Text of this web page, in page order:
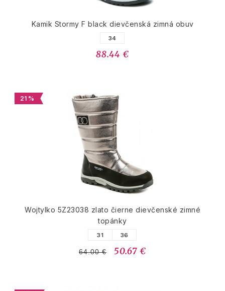
Kamik Stormy F black dievčenská zimná obuv
34
88.44 €
21 %
Wojtylko 5Z23038 zlato čierne dievčenské zimné
topánky
31 36
64.00 € 50.67 €